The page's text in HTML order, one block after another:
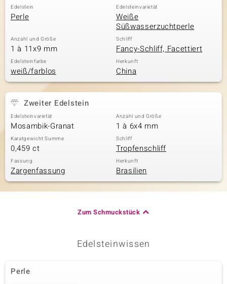
Edelstein
Perle
Edelsteinvarietät
Weiße
Süßwasserzuchtperle
Anzahl und Größe
1 à 11x9 mm
Schliff
Fancy-Schliff, Facettiert
Edelsteinfarbe
weiß/farblos
Herkunft
China
Zweiter Edelstein
Edelsteinvarietät
Mosambik-Granat
Anzahl und Größe
1 à 6x4 mm
Karatgewicht Summe
0,459 ct
Schliff
Tropfenschliff
Fassung
Zargenfassung
Herkunft
Brasilien
Zum Schmuckstück
Edelsteinwissen
Perle